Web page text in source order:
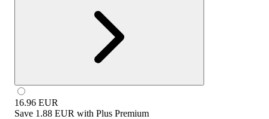
16.96 EUR
Save 1.88 EUR with Plus Premium